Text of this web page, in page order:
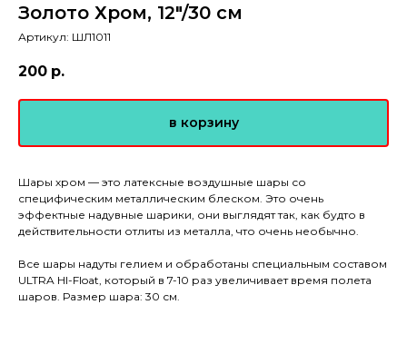
Золото Хром, 12"/30 см
Артикул: ШЛ1011
200 р.
в корзину
Шары хром — это латексные воздушные шары со
специфическим металлическим блеском. Это очень
эффектные надувные шарики, они выглядят так, как будто в
действительности отлиты из металла, что очень необычно.
Все шары надуты гелием и обработаны специальным составом
ULTRA HI-Float, который в 7-10 раз увеличивает время полета
шаров. Размер шара: 30 см.